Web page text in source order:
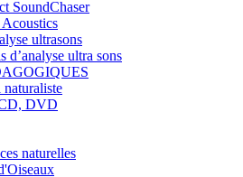
SoundChaser
ultrasons
d’analyse ultra sons
DVD
naturelles